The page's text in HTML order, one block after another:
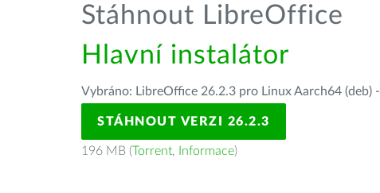
Stáhnout LibreOffice
Hlavní instalátor
Vybráno: LibreOffice 26.2.3 pro Linux Aarch64 (deb) -
STÁHNOUT VERZI 26.2.3
196 MB (Torrent, Informace)